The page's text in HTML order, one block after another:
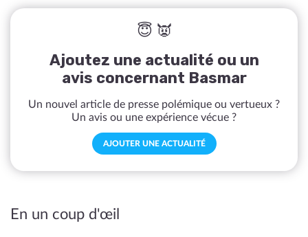
😇 👿
Ajoutez une actualité ou un
avis concernant Basmar
Un nouvel article de presse polémique ou vertueux ?
Un avis ou une expérience vécue ?
AJOUTER UNE ACTUALITÉ
En un coup d'œil